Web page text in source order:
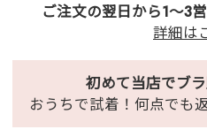
ご注文の翌日から1～3
詳細は
初めて当店でブ
おうちで試着！何点でも